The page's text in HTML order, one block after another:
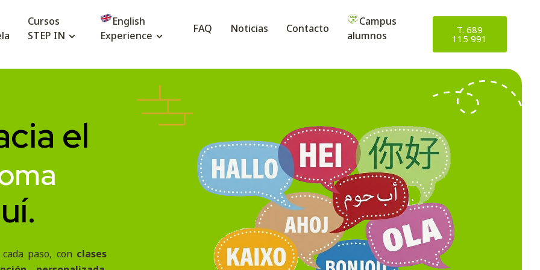
Cursos
STEP IN
English
Experience
FAQ Noticias Contacto
Campus
alumnos
T. 689
115 991
Cornellà con profesores nativos
de inglés y otros idiomas. Aprender idiomas en Cornellà es sencillo con nuestros profesores nativos y
el
paso, con clases